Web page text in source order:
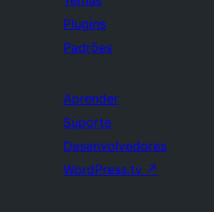
Plugins
Padrões
Aprender
Suporte
Desenvolvedores
WordPress.tv ↗